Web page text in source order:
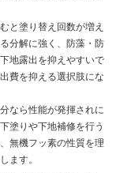
と塗り替え回数が増え
分解に強く、防藻・防
地露出を抑えやすいで
費を抑える選択肢にな
なら性能が発揮されに
塗りや下地補修を行う
無機フッ素の性質を理
ます。